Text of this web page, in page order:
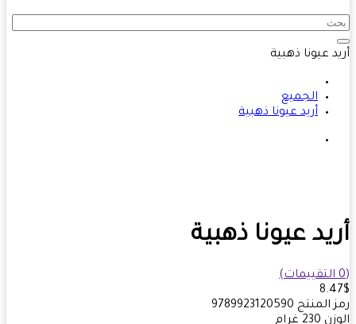
عيونا ذهبية
الجميع
أريد عيونا ذهبية
عيونا ذهبية
المنتج9789923120590
230 غرام